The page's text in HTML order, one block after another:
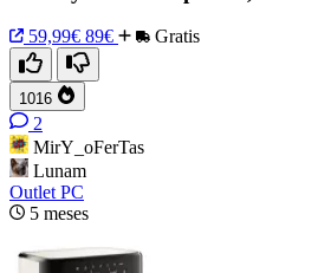
59,99€ 89€ Gratis
1016
2
MirY_oFerTas
Lunam
Outlet PC
5 meses